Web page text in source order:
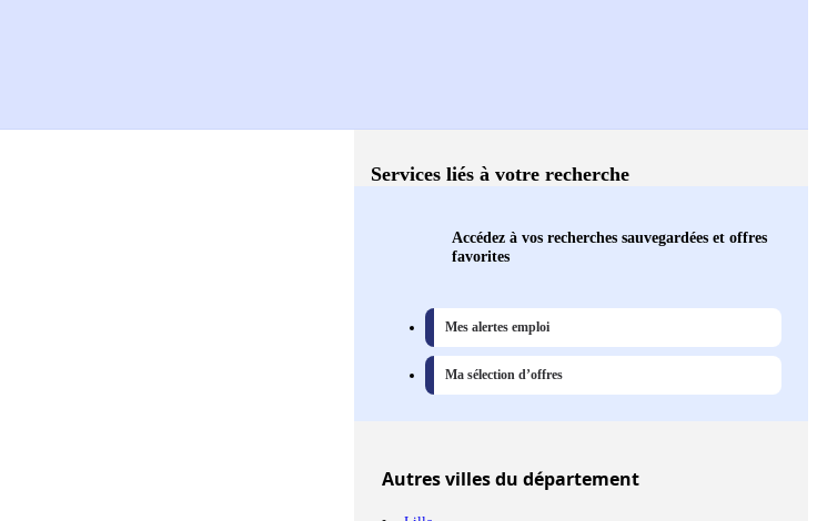
Services liés à votre recherche
Accédez à vos recherches sauvegardées et offres
favorites
Mes alertes emploi
Ma sélection d’offres
Autresvillesdu département